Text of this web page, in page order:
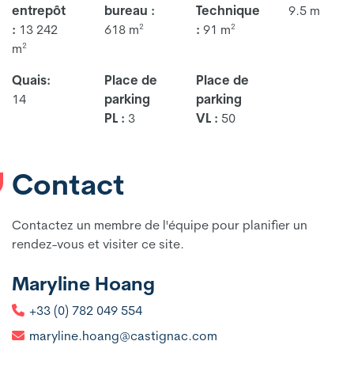
entrepôt
: 13 242
m²
bureau :
618 m²
Technique
: 91 m²
9.5 m
Quais:
14
Place de
parking
PL : 3
Place de
parking
VL : 50
Contact
Contactez un membre de l'équipe pour planifier un
rendez-vous et visiter ce site.
Maryline Hoang
+33 (0) 782 049 554
maryline.hoang@castignac.com